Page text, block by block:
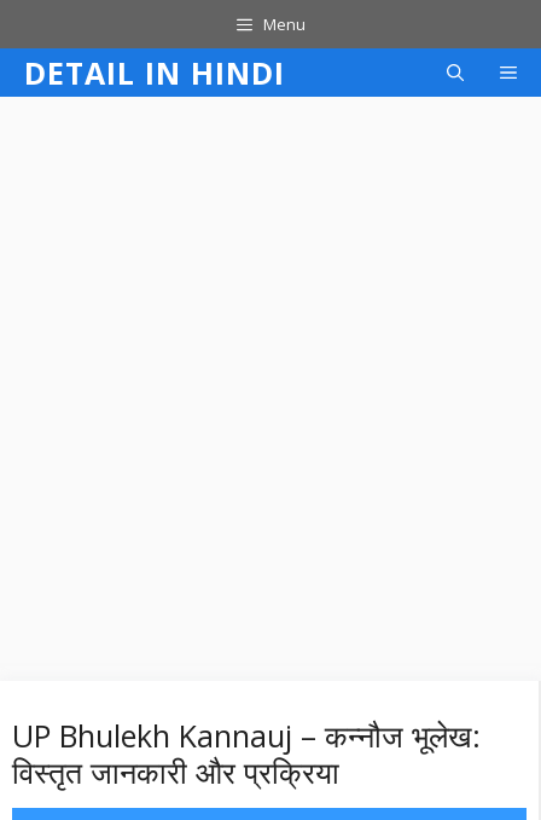
to
content
Menu
DETAIL IN HINDI
UP Bhulekh Kannauj – कन्नौज भूलेख:
विस्तृत जानकारी और प्रक्रिया